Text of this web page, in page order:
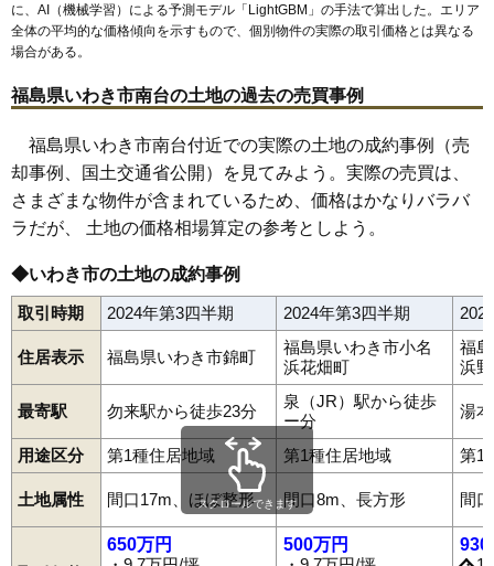
内郷綴町 14万円 1,057万円 -1.5%
65
66 平中神谷 13万円 1,209万円
68 平中平窪 13万円 1,159万円 -2.3%
69 石塚町 13万円 1,112万円 1.0%
平幕ノ内 878万円
72 小名浜下神白 13万円
73 石森 13万円 1,252万円 -4.2%
1,078万円 3.4%
966万円 -1.0%
76 鹿島町御代 12万円 847万円 0.5%
77 平下神谷 12万円 1,098万円 -1.1%
78 錦町 12万円 1,128万円 0.5%
79 常磐下船尾町 12万円 863万円 1.4%
鹿島町下矢田 1,220万円 6.6%
に、AI（機械学習）による予測モデル「LightGBM」の手法で算出した。エリア
全体の平均的な価格傾向を示すもので、個別物件の実際の取引価格とは異なる
場合がある。
福島県いわき市南台の土地の過去の売買事例
福島県いわき市南台付近での実際の土地の成約事例（売
却事例、国土交通省公開）を見てみよう。実際の売買は、
さまざまな物件が含まれているため、価格はかなりバラバ
ラだが、 土地の価格相場算定の参考としよう。
◆いわき市の土地の成約事例
取引時期 2024年第3四半期 2024年第3四半期
住居表示 福島県いわき市錦町
福島県いわき市小名
浜花畑町
福
浜
最寄駅 勿来駅から徒歩23分
泉（JR）駅から徒歩
ー分
湯
用途区分 第1種住居地域 第1種住居地域 第1
土地属性 間口17m、ほぼ整形 間口8m、長方形 間
650万円
500万円
930
スクロールできます
東田町 石塚町石森泉ケ丘泉玉露 泉町泉町黒須野泉町下川
泉町滝尻泉町玉露泉町本谷泉もえぎ台岩間町植田町後田町
内郷内町
内郷小島町内郷高野町 内郷白水町内郷高坂町
内郷御台境町内郷御厩町 内郷宮町江名
大久町大久大久町小久小川町上平小川町上小川小川町塩田
小川町柴原小川町下小川小川町高萩小川町西小川小島町
小名浜
小名浜相子島小名浜愛宕上小名浜愛宕町
小名浜岡小名小名浜金成小名浜上神白小名浜君ケ塚町
小名浜島
小名浜下神白小名浜住吉
小名浜諏訪町
小名浜玉川町小名浜寺廻町小名浜中町境小名浜西君ケ塚町
小名浜西町小名浜野田小名浜花畑町小名浜港ケ丘
小名浜南君ケ塚町
小名浜南富岡小名浜林城 小浜町 折戸
鹿島町上蔵持鹿島町久保鹿島町米田鹿島町下蔵持
鹿島町下矢田鹿島町走熊 鹿島町船戸鹿島町御代